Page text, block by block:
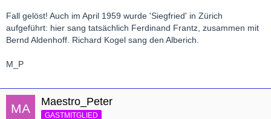
Fall gelöst! Auch im April 1959 wurde 'Siegfried' in Zürich
aufgeführt: hier sang tatsächlich Ferdinand Frantz, zusammen mit
Bernd Aldenhoff. Richard Kogel sang den Alberich.
M_P
Maestro_Peter
GASTMITGLIED